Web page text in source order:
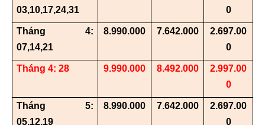
03,10,17,24,31
0
Tháng 4:
07,14,21
8.990.000 7.642.000
2.697.00
0
Tháng 4: 28 9.990.000 8.492.000
2.997.00
0
Tháng 5:
05,12,19
8.990.000 7.642.000
2.697.00
0